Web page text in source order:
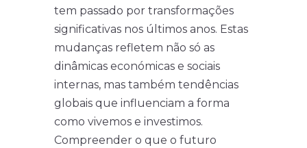
tem passado por transformações
significativas nos últimos anos. Estas
mudanças refletem não só as
dinâmicas económicas e sociais
internas, mas também tendências
globais que influenciam a forma
como vivemos e investimos.
Compreender o que o futuro